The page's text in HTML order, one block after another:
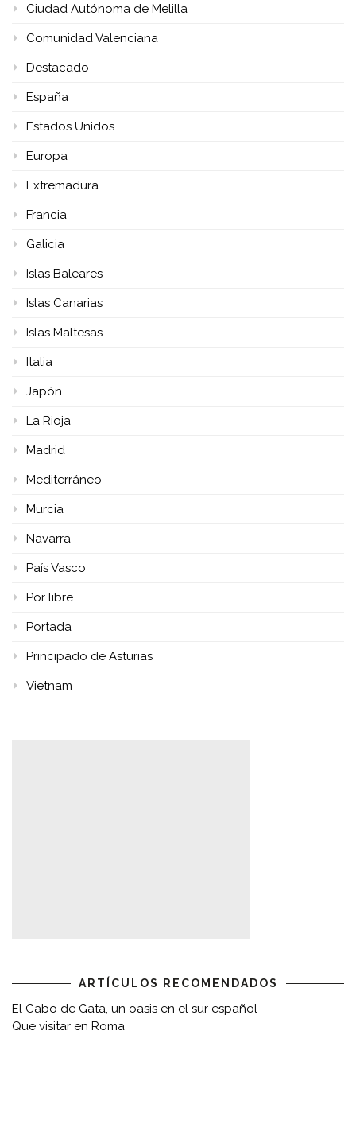
Ciudad Autónoma de Melilla
Comunidad Valenciana
Destacado
España
Estados Unidos
Europa
Extremadura
Francia
Galicia
Islas Baleares
Islas Canarias
Islas Maltesas
Italia
Japón
La Rioja
Madrid
Mediterráneo
Murcia
Navarra
País Vasco
Por libre
Portada
Principado de Asturias
Vietnam
ARTÍCULOS RECOMENDADOS
El Cabo de Gata, un oasis en el sur español
Que visitar en Roma